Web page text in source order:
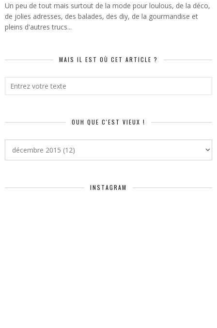
Un peu de tout mais surtout de la mode pour loulous, de la déco,
de jolies adresses, des balades, des diy, de la gourmandise et
pleins d'autres trucs...
MAIS IL EST OÙ CET ARTICLE ?
OUH QUE C'EST VIEUX !
INSTAGRAM